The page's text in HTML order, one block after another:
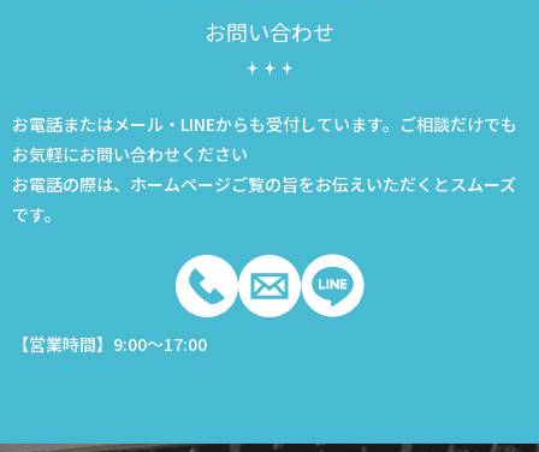
お問い合わせ
お電話またはメール・LINEからも受付しています。ご相談だけでも
お気軽にお問い合わせください
お電話の際は、ホームページご覧の旨をお伝えいただくとスムーズ
です。
【営業時間】9:00～17:00